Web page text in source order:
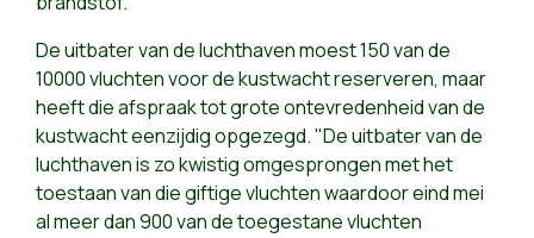
De uitbater van de luchthaven moest 150 van de
10000 vluchten voor de kustwacht reserveren, maar
heeft die afspraak tot grote ontevredenheid van de
kustwacht eenzijdig opgezegd. "De uitbater van de
luchthaven is zo kwistig omgesprongen met het
toestaan van die giftige vluchten waardoor eind mei
al meer dan 900 van de toegestane vluchten